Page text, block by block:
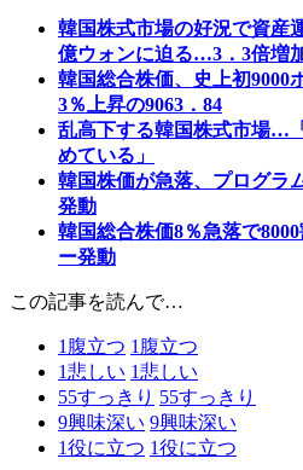
韓国株式市場の好況で資産
億ウォンに迫る…3．3倍増
韓国総合株価、史上初9000
3％上昇の9063．84
乱高下する韓国株式市場…
めている」
韓国株価が急落、プログラ
発動
韓国総合株価8％急落で
ー発動
この記事を読んで…
1 腹立つ 1 腹立つ
1悲しい 1悲しい
55すっきり 55すっきり
9興味深い 9興味深い
1役に立つ 1役に立つ